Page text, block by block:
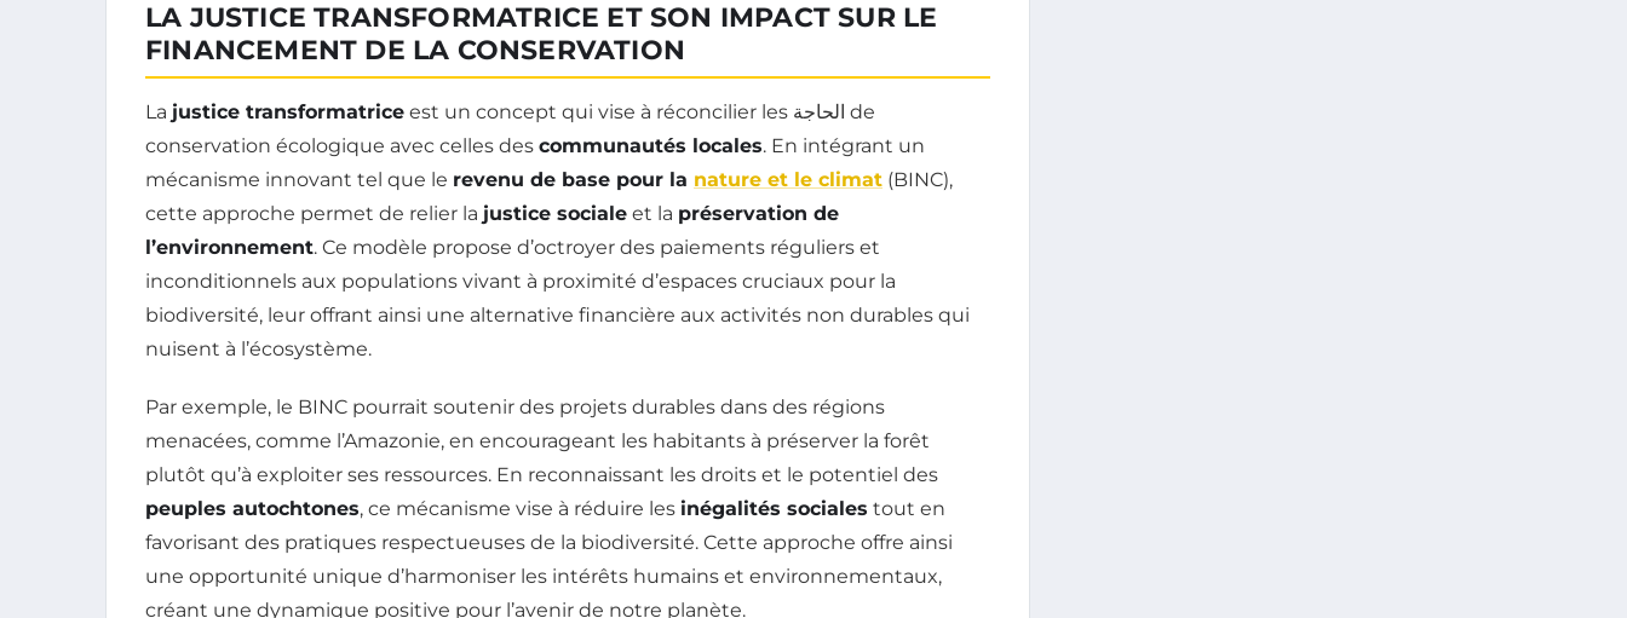
LA JUSTICE TRANSFORMATRICE ET SON IMPACT SUR LE
FINANCEMENT DE LA CONSERVATION
La justice transformatrice est un concept qui vise à réconcilier les الحاجة de
conservation écologique avec celles des communautés locales. En intégrant un
mécanisme innovant tel que le revenu de base pour la nature et le climat (BINC),
cette approche permet de relier la justice sociale et la préservation de
l’environnement. Ce modèle propose d’octroyer des paiements réguliers et
inconditionnels aux populations vivant à proximité d’espaces cruciaux pour la
biodiversité, leur offrant ainsi une alternative financière aux activités non durables qui
nuisent à l’écosystème.
Par exemple, le BINC pourrait soutenir des projets durables dans des régions
menacées, comme l’Amazonie, en encourageant les habitants à préserver la forêt
plutôt qu’à exploiter ses ressources. En reconnaissant les droits et le potentiel des
peuples autochtones, ce mécanisme vise à réduire les inégalités sociales tout en
favorisant des pratiques respectueuses de la biodiversité. Cette approche offre ainsi
une opportunité unique d’harmoniser les intérêts humains et environnementaux,
créant une dynamique positive pour l’avenir de notre planète.